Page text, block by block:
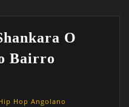
O
Bairro
Hop Angolano